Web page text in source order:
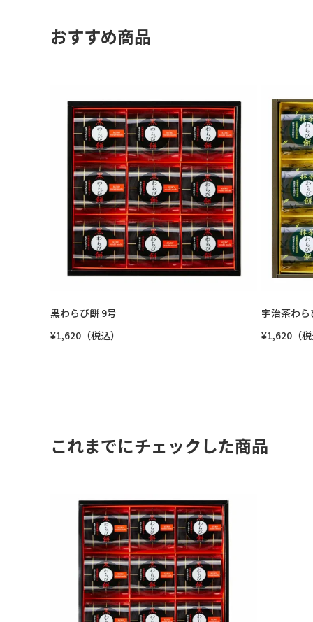
おすすめ商品
黒わらび餅 9号
¥1,620（税込）
宇治茶わ
¥1,620（
これまでにチェックした商品